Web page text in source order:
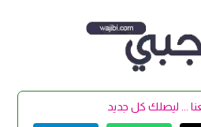
... ليصلك كل جديد